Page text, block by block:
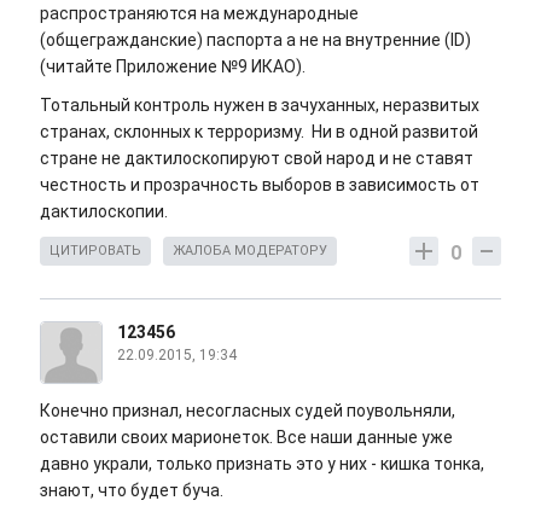
распространяются на международные
(общегражданские) паспорта а не на внутренние (ID)
(читайте Приложение №9 ИКАО).
Тотальный контроль нужен в зачуханных, неразвитых
странах, склонных к терроризму. Ни в одной развитой
стране не дактилоскопируют свой народ и не ставят
честность и прозрачность выборов в зависимость от
дактилоскопии.
0
ЦИТИРОВАТЬ ЖАЛОБА МОДЕРАТОРУ
123456
22.09.2015, 19:34
Конечно признал, несогласных судей поувольняли,
оставили своих марионеток. Все наши данные уже
давно украли, только признать это у них - кишка тонка,
знают, что будет буча.